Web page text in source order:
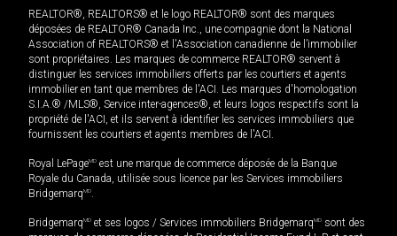
REALTOR®, REALTORS® et le logo REALTOR® sont des marques
déposées de REALTOR® Canada Inc., une compagnie dont la National
Association of REALTORS® et l'Association canadienne de l’immobilier
sont propriétaires. Les marques de commerce REALTOR® servent à
distinguer les services immobiliers offerts par les courtiers et agents
immobilier en tant que membres de l'ACI. Les marques d'homologation
S.I.A.® /MLS®, Service inter-agences®, et leurs logos respectifs sont la
propriété de l'ACI, et ils servent à identifier les services immobiliers que
fournissent les courtiers et agents membres de l'ACI.
Royal LePageMD est une marque de commerce déposée de la Banque
Royale du Canada, utilisée sous licence par les Services immobiliers
BridgemarqMD.
BridgemarqMD et ses logos / Services immobiliers BridgemarqMD sont des